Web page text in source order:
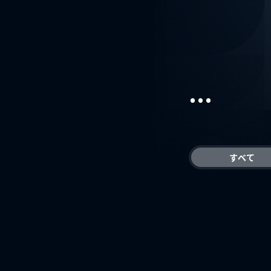
...
すべて